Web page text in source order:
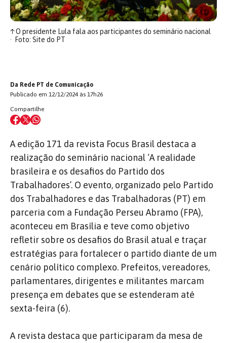
↑O presidente Lula fala aos participantes do seminário nacional
Foto: Site do PT
Da Rede PT de Comunicação
Publicado em 12/12/2024 às 17h26
Compartilhe
A edição 171 da revista Focus Brasil destaca a
realização do seminário nacional ‘A realidade
brasileira e os desafios do Partido dos
Trabalhadores’. O evento, organizado pelo Partido
dos Trabalhadores e das Trabalhadoras (PT) em
parceria com a Fundação Perseu Abramo (FPA),
aconteceu em Brasília e teve como objetivo
refletir sobre os desafios do Brasil atual e traçar
estratégias para fortalecer o partido diante de um
cenário político complexo. Prefeitos, vereadores,
parlamentares, dirigentes e militantes marcam
presença em debates que se estenderam até
sexta-feira (6).
A revista destaca que participaram da mesa de